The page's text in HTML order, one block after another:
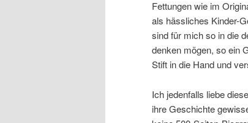
Fettungen wie im
als hässliches Kinder-
sind für mich so in die
denken mögen, so ein
Stift in die Hand und
Ich jedenfalls liebe
ihre Geschichte